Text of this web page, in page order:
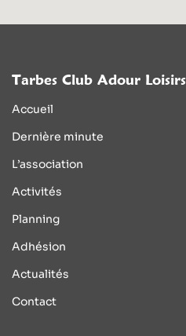
Tarbes Club Adour Loisirs
Accueil
Dernière minute
L’association
Activités
Planning
Adhésion
Actualités
Contact